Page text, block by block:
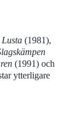
(1981),
(1991) och
ytterligare